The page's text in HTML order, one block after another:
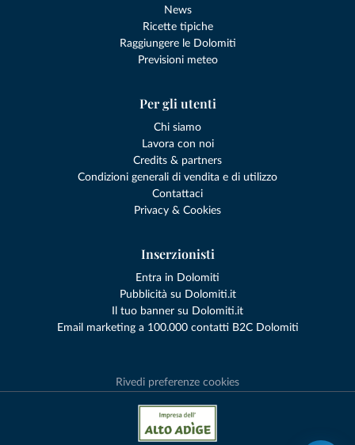
News
Ricette tipiche
Raggiungere le Dolomiti
Previsioni meteo
Per gli utenti
Chi siamo
Lavora con noi
Credits & partners
Condizioni generali di vendita e di utilizzo
Contattaci
Privacy & Cookies
Inserzionisti
Entra in Dolomiti
Pubblicità su Dolomiti.it
Il tuo banner su Dolomiti.it
Email marketing a 100.000 contatti B2C Dolomiti
Rivedi preferenze cookies